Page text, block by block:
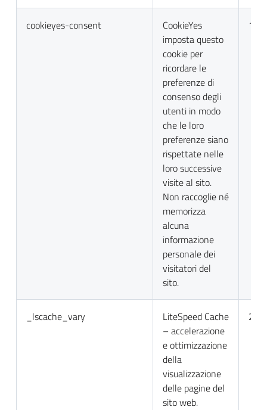
cookieyes-consent
CookieYes
imposta questo
cookie per
ricordare le
preferenze di
consenso degli
utenti in modo
che le loro
preferenze siano
rispettate nelle
loro successive
visite al sito.
Non raccoglie né
memorizza
alcuna
informazione
personale dei
visitatori del
sito.
1
_lscache_vary
LiteSpeed Cache
– accelerazione
e ottimizzazione
della
visualizzazione
delle pagine del
sito web.
2